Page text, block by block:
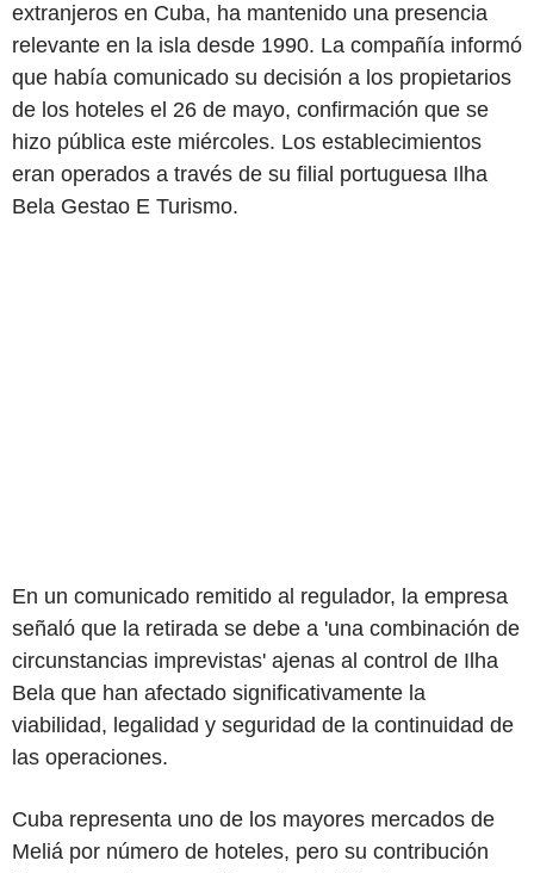
extranjeros en Cuba, ha mantenido una presencia
relevante en la isla desde 1990. La compañía informó
que había comunicado su decisión a los propietarios
de los hoteles el 26 de mayo, confirmación que se
hizo pública este miércoles. Los establecimientos
eran operados a través de su filial portuguesa Ilha
Bela Gestao E Turismo.
En un comunicado remitido al regulador, la empresa
señaló que la retirada se debe a 'una combinación de
circunstancias imprevistas' ajenas al control de Ilha
Bela que han afectado significativamente la
viabilidad, legalidad y seguridad de la continuidad de
las operaciones.
Cuba representa uno de los mayores mercados de
Meliá por número de hoteles, pero su contribución